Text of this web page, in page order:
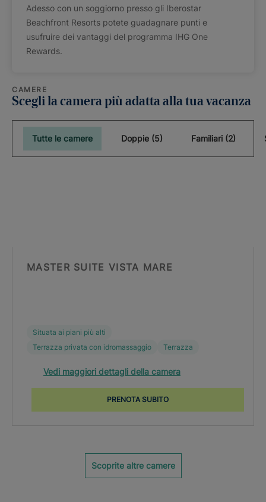
Adesso con un soggiorno presso gli Iberostar
Beachfront Resorts potete guadagnare punti e
usufruire dei vantaggi del programma IHG One
Rewards.
CAMERE
Scegli la camera più adatta alla tua vacanza
Tutte le camere Doppie (5) Familiari (2)
MASTER SUITE VISTA MARE
Situata ai piani più alti
Terrazza privata con idromassaggio
Terrazza
Vedi maggiori dettagli della camera
PRENOTA SUBITO
Scoprite altre camere